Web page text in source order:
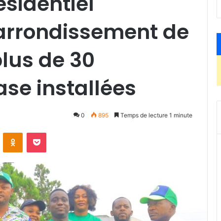
de
de 30
installées
0 895 Temps de lecture 1 minute